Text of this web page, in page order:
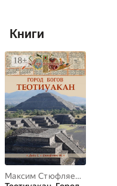
Книги
Максим Стюфляев,